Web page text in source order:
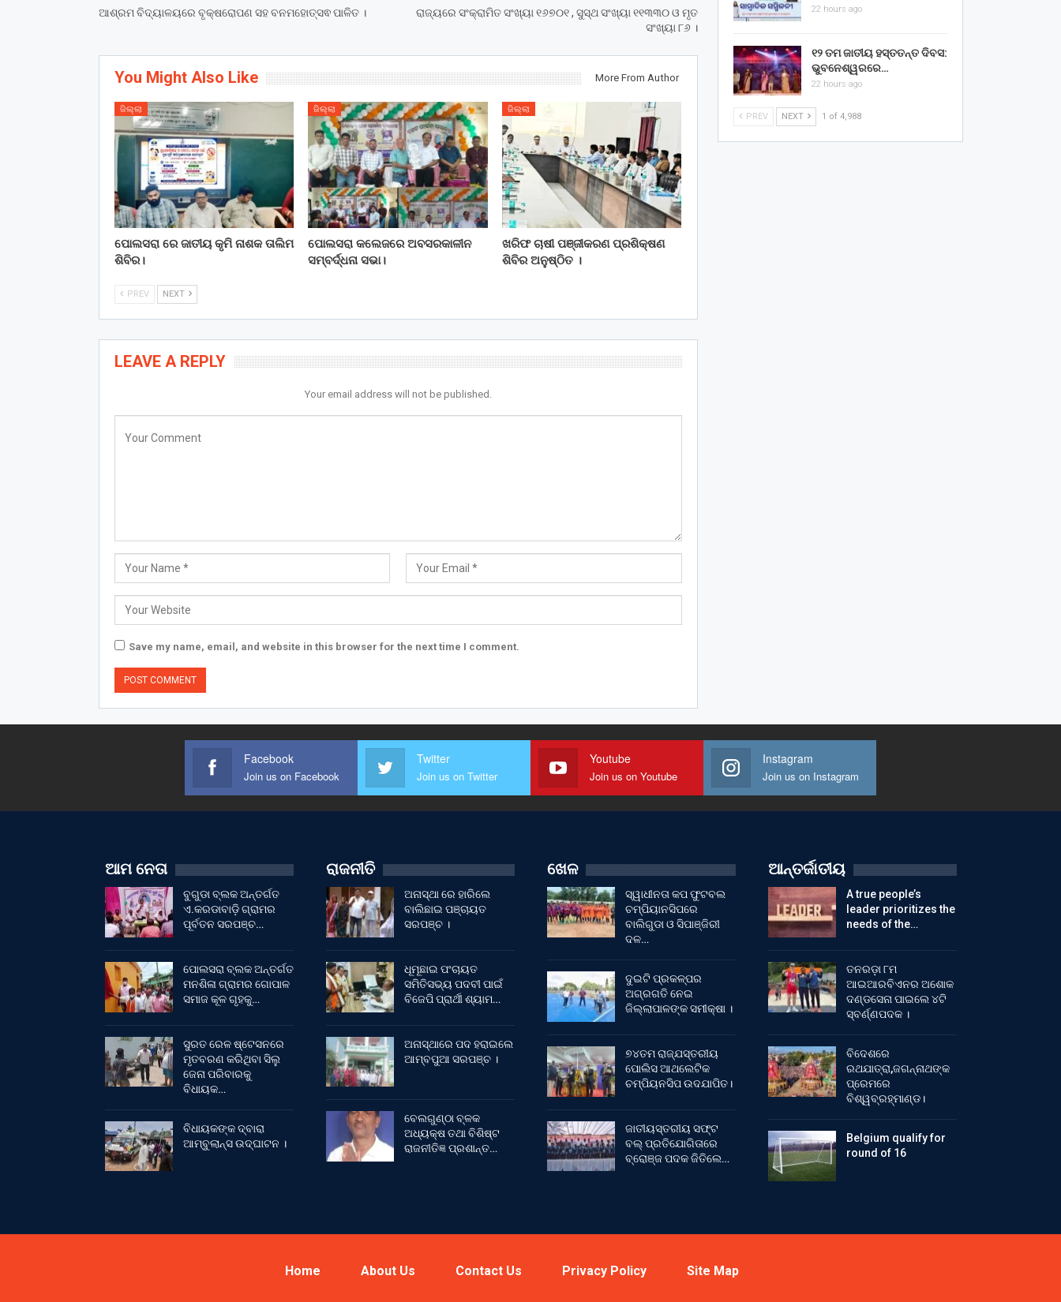
ଆଶ୍ରମ ବିଦ୍ୟାଳୟରେ ବୃକ୍ଷରୋପଣ ସହ ବନମହୋତ୍ସଵ ପାଳିତ ।
ରାଜ୍ୟରେ ସଂକ୍ରାମିତ ସଂଖ୍ୟା ୧୬୭୦୧ , ସୁସ୍ଥ ସଂଖ୍ୟା ୧୧୩୩୦ ଓ ମୃତ
ସଂଖ୍ୟା ୮୬ ।
You Might Also Like More From Author
ଜିଲ୍ଲା
ପୋଲସରା ରେ ଜାତୀୟ କୃମି ନାଶକ ତାଲିମ
ଶିବିର।
ଜିଲ୍ଲା
ପୋଲସରା କଲେଜରେ ଅବସରକାଳୀନ
ସମ୍ବର୍ଦ୍ଧନା ସଭା।
ଜିଲ୍ଲା
ଖରିଫ ଚାଷୀ ପଞ୍ଜୀକରଣ ପ୍ରଶିକ୍ଷଣ
ଶିବିର ଅନୁଷ୍ଠିତ ।
PREV NEXT
LEAVE A REPLY
Your email address will not be published.
Save my name, email, and website in this browser for the next time I comment.
22 hours ago
୧୨ ତମ ଜାତୀୟ ହସ୍ତତନ୍ତ ଦିବସ:
ଭୁବନେଶ୍ୱରରେ…
22 hours ago
PREV NEXT 1 of 4,988
Facebook
Join us on Facebook
Twitter
Join us on Twitter
Youtube
Join us on Youtube
Instagram
Join us on Instagram
ଆମ ନେତା
ବୁଗୁଡା ବ୍ଲକ ଅନ୍ତର୍ଗତ
ଏ.କରଡାବାଡ଼ି ଗ୍ରାମର
ପୂର୍ବତନ ସରପଞ୍ଚ…
ପୋଲସରା ବ୍ଲକ ଅନ୍ତର୍ଗତ
ମନଶିଳା ଗ୍ରାମର ଗୋପାଳ
ସମାଜ କୂଳ ଗୃହକୁ…
ସୁରତ ରେଳ ଷ୍ଟେସନରେ
ମୃତବରଣ କରିଥିବା ସିଲୁ
ଜେନା ପରିବାରକୁ
ବିଧାୟକ…
ବିଧାୟକଙ୍କ ଦ୍ବାରା
ଆମ୍ବୁଲାନ୍ସ ଉଦ୍‌ଘାଟନ ।
ରାଜନୀତି
ଅନାସ୍ଥା ରେ ହାରିଲେ
ବାଲିଛାଇ ପଞ୍ଚାୟତ
ସରପଞ୍ଚ ।
ଧୂମୂଛାଇ ପଂଚାୟତ
ସମିତିସଭ୍ୟ ପଦବୀ ପାଇଁ
ବିଜେପି ପ୍ରାର୍ଥୀ ଶ୍ୟାମ…
ଅନାସ୍ଥାରେ ପଦ ହରାଇଲେ
ଆମ୍ବପୁଆ ସରପଞ୍ଚ ।
ବେଲଗୁଣ୍ଠା ବ୍ଳକ
ଅଧ୍ୟକ୍ଷ ତଥା ବିଶିଷ୍ଟ
ରାଜନୀତିଜ୍ଞ ପ୍ରଶାନ୍ତ…
ଖେଳ
ସ୍ୱାଧୀନତା କପ ଫୁଟବଲ
ଚମ୍ପିୟାନସିପରେ
ବାଲିଗୁଡା ଓ ସିପାଞ୍ଜିରୀ
ଦଳ…
ଦୁଇଟି ପ୍ରକଳ୍ପର
ଅଗ୍ରଗତି ନେଇ
ଜିଲ୍ଲାପାଳଙ୍କ ସମୀକ୍ଷା ।
୭୪ତମ ରାଜ୍ଯସ୍ତରୀୟ
ପୋଲିସ ଆଥଲେଟିକ
ଚମ୍ପିୟନସିପ ଉଦଯାପିତ।
ଜାତୀୟସ୍ତରୀୟ ସଫ୍ଟ
ବଲ୍ ପ୍ରତିଯୋଗିତାରେ
ବ୍ରୋଞ୍ଜ ପଦକ ଜିତିଲେ…
ଆନ୍ତର୍ଜାତୀୟ
A true people’s
leader prioritizes the
needs of the…
ତନରଡ଼ା ୮ମ
ଆଇଆରବିଏନର ଅଶୋକ
ଦଣ୍ଡସେନା ପାଇଲେ ୪ଟି
ସ୍ବର୍ଣ୍ଣପଦକ ।
ବିଦେଶରେ
ରଥଯାତ୍ରା,ଜଗନ୍ନାଥଙ୍କ
ପ୍ରେମରେ
ବିଶ୍ୱବ୍ରହ୍ମାଣ୍ଡ।
Belgium qualify for
round of 16
Home About Us Contact Us Privacy Policy Site Map